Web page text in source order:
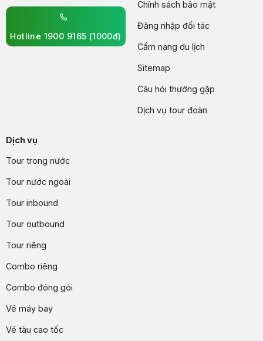
Hotline 1900 9165 (1000đ)
Chính sách bảo mật
Đăng nhập đối tác
Cẩm nang du lịch
Sitemap
Câu hỏi thường gặp
Dịch vụ tour đoàn
Dịch vụ
Tour trong nước
Tour nước ngoài
Tour inbound
Tour outbound
Tour riêng
Combo riêng
Combo đóng gói
Vé máy bay
Vé tàu cao tốc